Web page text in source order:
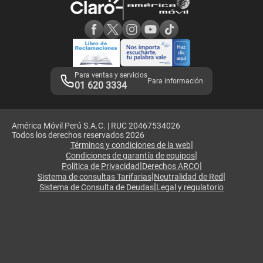
Adquirientes iPhone 6, 6S y SE
Mensaje de Seguridad
Términos y Condiciones de Tienda Claro
Libro de Reclamaciones
Legales de marketplace
Para ventas y servicios
01 620 3334 Para información
América Móvil Perú S.A.C. | RUC 20467534026
Todos los derechos reservados 2026
Términos y condiciones de la web|
Condiciones de garantía de equipos|
Política de Privacidad|Derechos ARCO|
Sistema de consultas Tarifarias|Neutralidad de Red|
Sistema de Consulta de Deudas|Legal y regulatorio